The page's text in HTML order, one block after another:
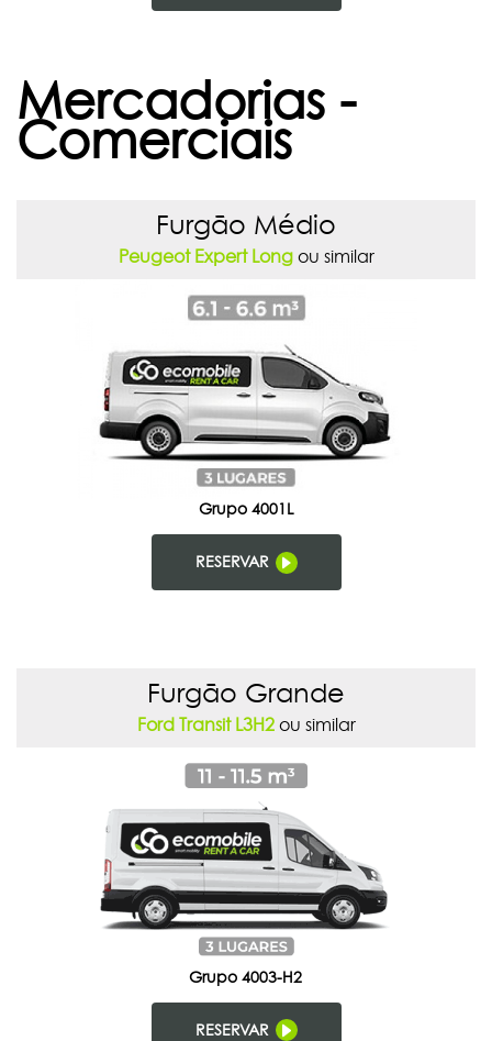
Mercadorias -
Comerciais
Furgão Médio
Peugeot Expert Longou similar
Grupo 4001L
RESERVAR
Furgão Grande
Ford Transit L3H2ou similar
Grupo 4003-H2
RESERVAR